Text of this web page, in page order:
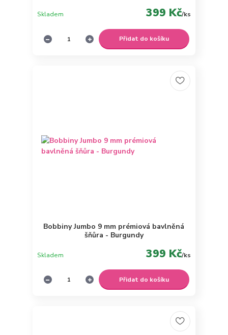
399 Kč/ks
Skladem
Přidat do košíku
Bobbiny Jumbo 9 mm prémiová bavlněná
šňůra - Burgundy
399 Kč/ks
Skladem
Přidat do košíku